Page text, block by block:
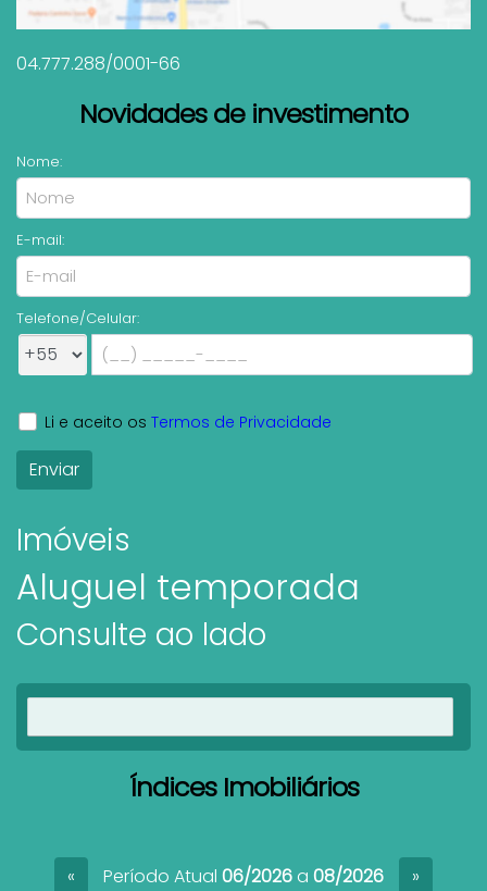
04.777.288/0001-66
Novidades de investimento
Nome:
E-mail:
Telefone/Celular:
Li e aceito os Termos de Privacidade
Imóveis
Aluguel temporada
Consulte ao lado
Índices Imobiliários
« Período Atual 06/2026a 08/2026 »